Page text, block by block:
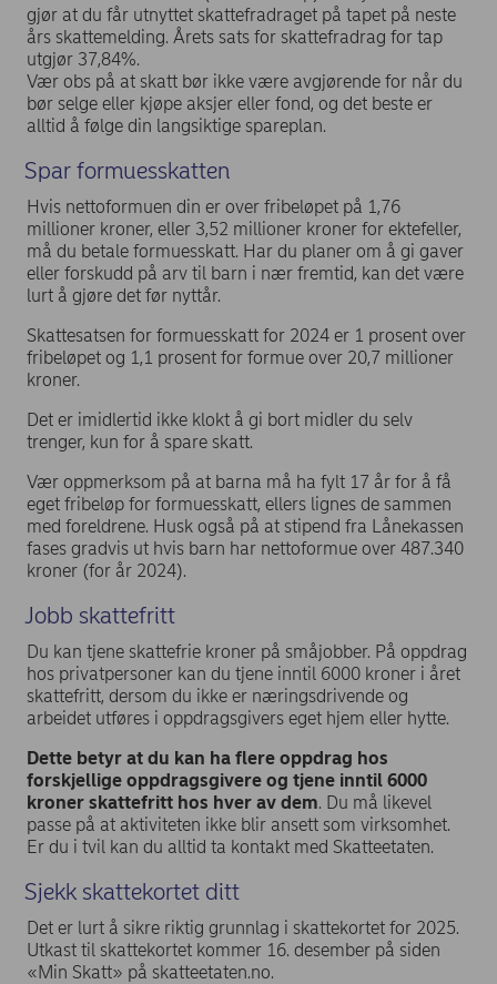
gjør at du får utnyttet skattefradraget på tapet på neste
års skattemelding. Årets sats for skattefradrag for tap
utgjør 37,84%.
Vær obs på at skatt bør ikke være avgjørende for når du
bør selge eller kjøpe aksjer eller fond, og det beste er
alltid å følge din langsiktige spareplan.
Spar formuesskatten
Hvis nettoformuen din er over fribeløpet på 1,76
millioner kroner, eller 3,52 millioner kroner for ektefeller,
må du betale formuesskatt. Har du planer om å gi gaver
eller forskudd på arv til barn i nær fremtid, kan det være
lurt å gjøre det før nyttår.
Skattesatsen for formuesskatt for 2024 er 1 prosent over
fribeløpet og 1,1 prosent for formue over 20,7 millioner
kroner.
Det er imidlertid ikke klokt å gi bort midler du selv
trenger, kun for å spare skatt.
Vær oppmerksom på at barna må ha fylt 17 år for å få
eget fribeløp for formuesskatt, ellers lignes de sammen
med foreldrene. Husk også på at stipend fra Lånekassen
fases gradvis ut hvis barn har nettoformue over 487.340
kroner (for år 2024).
Jobb skattefritt
Du kan tjene skattefrie kroner på småjobber. På oppdrag
hos privatpersoner kan du tjene inntil 6000 kroner i året
skattefritt, dersom du ikke er næringsdrivende og
arbeidet utføres i oppdragsgivers eget hjem eller hytte.
Dette betyr at du kan ha flere oppdrag hos
forskjellige oppdragsgivere og tjene inntil 6000
kroner skattefritt hos hver av dem. Du må likevel
passe på at aktiviteten ikke blir ansett som virksomhet.
Er du i tvil kan du alltid ta kontakt med Skatteetaten.
Sjekk skattekortet ditt
Det er lurt å sikre riktig grunnlag i skattekortet for 2025.
Utkast til skattekortet kommer 16. desember på siden
«Min Skatt» på skatteetaten.no.